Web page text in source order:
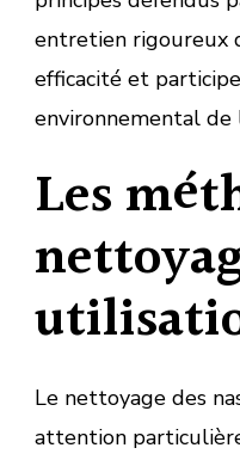
entretien rigoureux
efficacité et
environnemental de
Les
Le nettoyage des
attention